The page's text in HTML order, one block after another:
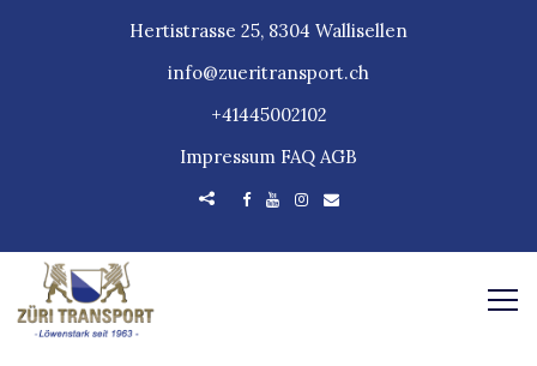
Hertistrasse 25, 8304 Wallisellen
info@zueritransport.ch
+41445002102
Impressum FAQ AGB